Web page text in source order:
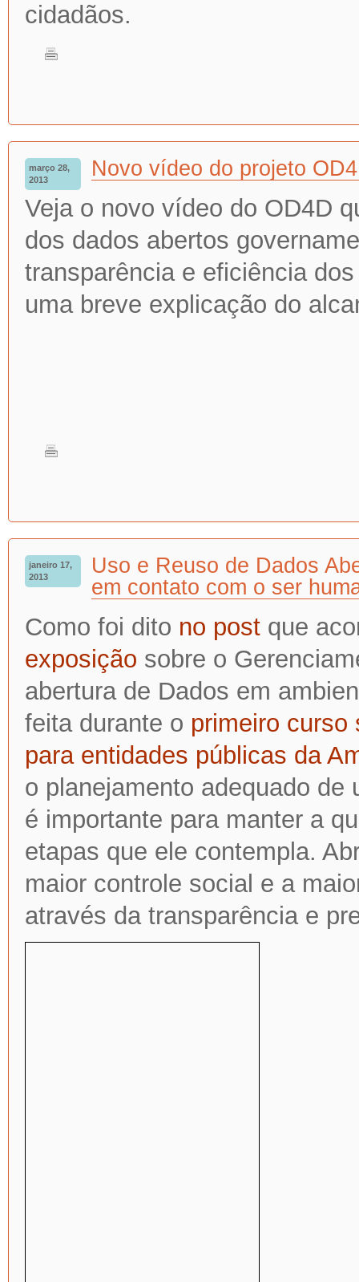
cidadãos.
março 28,
2013
Novo vídeo do projeto
Veja o novo vídeo do OD4D
dos dados abertos
transparência e eficiência
uma breve explicação do
janeiro 17,
2013
Uso e Reuso de Dados
em contato com o ser
Como foi dito no post que
exposição sobre o
abertura de Dados em
feita durante o primeiro curso
para entidades públicas da
o planejamento adequado de
é importante para manter a
etapas que ele contempla.
maior controle social e a
através da transparência e